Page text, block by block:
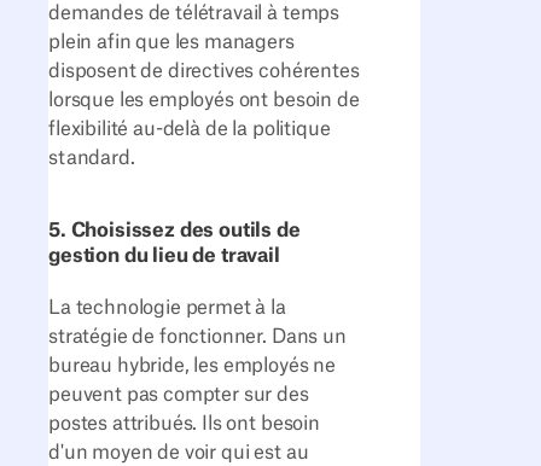
demandes de télétravail à temps
plein afin que les managers
disposent de directives cohérentes
lorsque les employés ont besoin de
flexibilité au-delà de la politique
standard.
5. Choisissez des outils de
gestion du lieu de travail
La technologie permet à la
stratégie de fonctionner. Dans un
bureau hybride, les employés ne
peuvent pas compter sur des
postes attribués. Ils ont besoin
d'un moyen de voir qui est au